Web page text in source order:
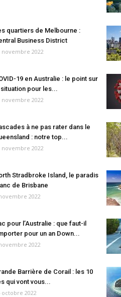
quartiers de Melbourne :
Business District
novembre 2022
19 en Australie : le point sur
situation pour les...
novembre 2022
à ne pas rater dans le
: notre top...
novembre 2022
Stradbroke Island, le paradis
de Brisbane
2022
pour l’Australie : que faut-il
pour un an Down...
2022
Barrière de Corail : les 10
qui vont vous...
octobre 2022